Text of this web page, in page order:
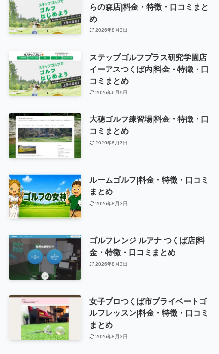
らの森店|料金・特徴・口コミまと
め
2026年8月3日
ステップゴルフプラス研究学園店
イーアスつくば内|料金・特徴・口
コミまとめ
2026年6月9日
大穂ゴルフ練習場|料金・特徴・口
コミまとめ
2026年8月3日
ルームゴルフ|料金・特徴・口コミ
まとめ
2026年8月3日
ゴルフレンジ ルアナ つくば店|料
金・特徴・口コミまとめ
2026年8月3日
女子プロつくば市プライベートゴ
ルフレッスン|料金・特徴・口コミ
まとめ
2026年8月3日